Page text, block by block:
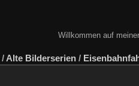
Willkommen auf
/ Alte Bilderserien /